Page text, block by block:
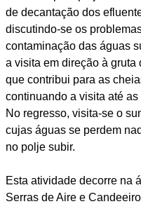
de decantação dos
discutindo-se os
contaminação das águas
a visita em direção à
que contribui para as
continuando a visita até
No regresso, visita-se o
cujas águas se perdem
no polje subir.
Esta atividade decorre na
Serras de Aire e